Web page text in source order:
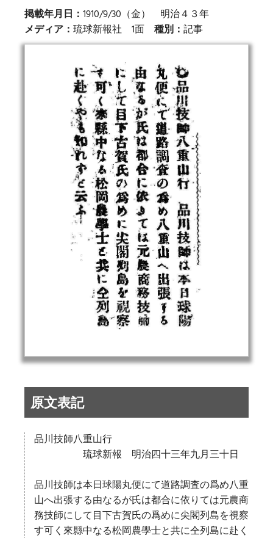
掲載年月日： 1910/9/30（金） 明治４３年
メディア： 琉球新報社 1面 種別： 記事
原文表記
品川技師八重山行
琉球新報 明治四十三年九月三十日
品川技師は本日球陽丸便にて道路調査の爲め八重
山へ出張する由なるが氏は都合に依りては元農商
務技師にして目下古賀氏の爲めに尖閣列島を視察
す可く來縣中なる松岡農學士と共に仝列島に赴く